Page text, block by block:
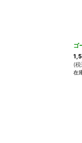
ゴ
(税
在